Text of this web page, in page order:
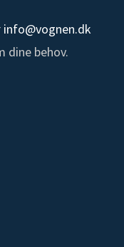
info@vognen.dk
dine behov.